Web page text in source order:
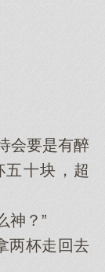
会‌要是有醉
十块，超
？”
杯走回去